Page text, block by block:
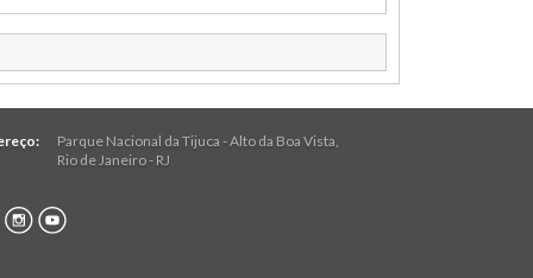
Parque Nacional da Tijuca - Alto da Boa Vista,
Rio de Janeiro- RJ